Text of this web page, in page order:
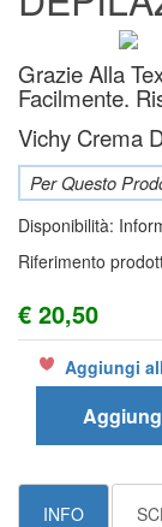
Grazie Alla
Facilmente.
Vichy Crema
Per Questo
Disponibilità:
Riferimento
€ 20,50
Aggiungi
INFO